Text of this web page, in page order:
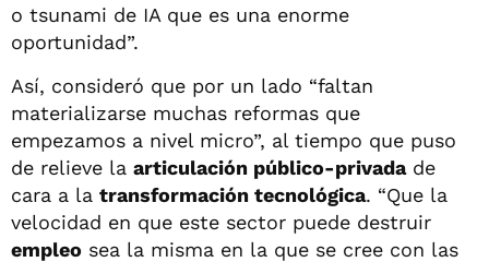
o tsunami de IA que es una enorme
oportunidad”.
Así, consideró que por un lado “faltan
materializarse muchas reformas que
empezamos a nivel micro”, al tiempo que puso
de relieve la articulación público-privadade
cara a la transformación tecnológica. “Que la
velocidad en que este sector puede destruir
empleo sea la misma en la que se cree con las